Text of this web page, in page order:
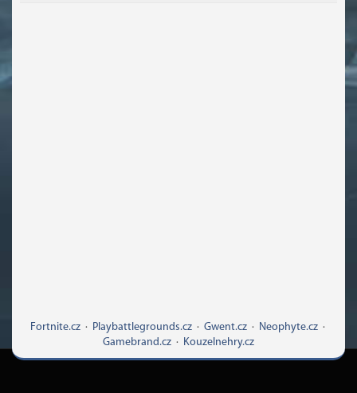
Fortnite.cz· Playbattlegrounds.cz· Gwent.cz· Neophyte.cz·
Gamebrand.cz · Kouzelnehry.cz